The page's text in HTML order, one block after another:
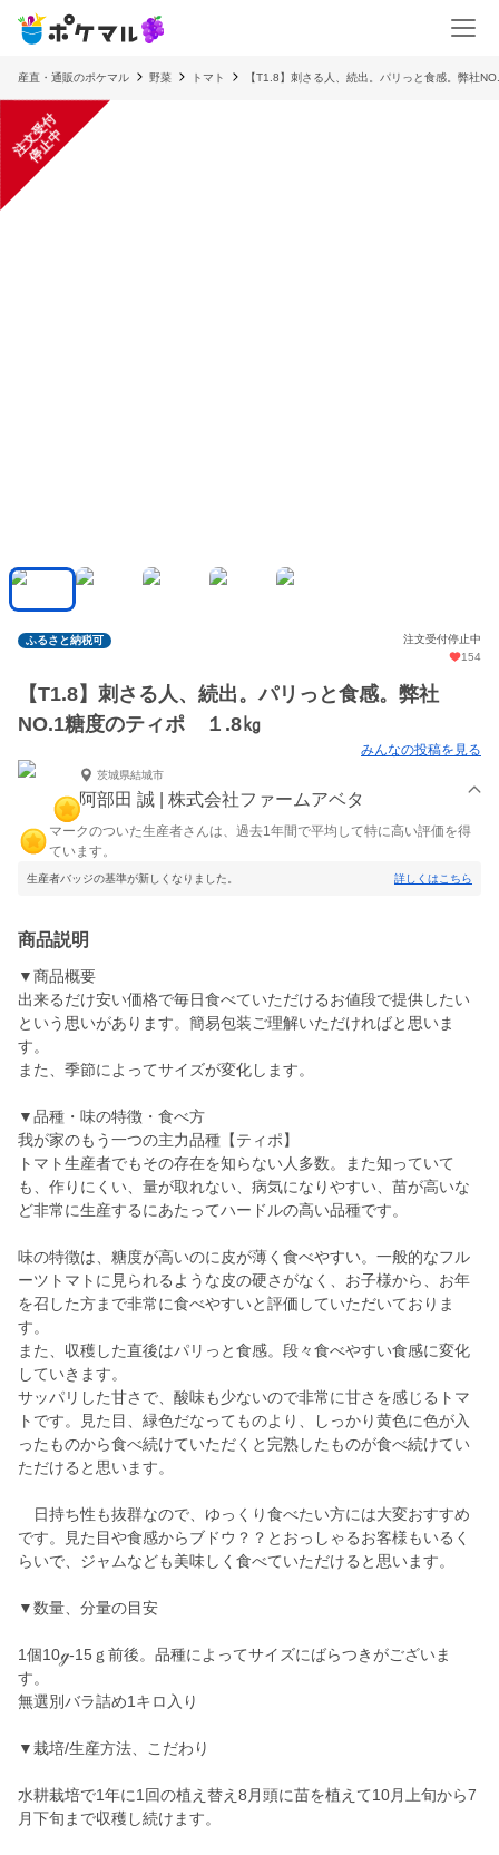
産直・通販のポケマル 野菜 トマト 【T1.8】刺さる人、続出。パリっと食感。弊社
注
文
受
付
停
止
中
ふるさと納税可
注文受付停止中
154
【T1.8】刺さる人、続出。パリっと食感。弊社
NO.1糖度のティポ １.8㎏
みんなの投稿を見る
茨城県結城市
阿部田 誠 | 株式会社ファームアベタ
マークのついた生産者さんは、過去1年間で平均して特に高い評価を得
ています。
生産者バッジの基準が新しくなりました。 詳しくはこちら
商品説明
▼商品概要
出来るだけ安い価格で毎日食べていただけるお値段で提供したい
という思いがあります。簡易包装ご理解いただければと思いま
す。
また、季節によってサイズが変化します。
▼品種・味の特徴・食べ方
我が家のもう一つの主力品種【ティポ】
トマト生産者でもその存在を知らない人多数。また知っていて
も、作りにくい、量が取れない、病気になりやすい、苗が高いな
ど非常に生産するにあたってハードルの高い品種です。
味の特徴は、糖度が高いのに皮が薄く食べやすい。一般的なフル
ーツトマトに見られるような皮の硬さがなく、お子様から、お年
を召した方まで非常に食べやすいと評価していただいておりま
す。
また、収穫した直後はパリっと食感。段々食べやすい食感に変化
していきます。
サッパリした甘さで、酸味も少ないので非常に甘さを感じるトマ
トです。見た目、緑色だなってものより、しっかり黄色に色が入
ったものから食べ続けていただくと完熟したものが食べ続けてい
ただけると思います。
日持ち性も抜群なので、ゆっくり食べたい方には大変おすすめ
です。見た目や食感からブドウ？？とおっしゃるお客様もいるく
らいで、ジャムなども美味しく食べていただけると思います。
▼数量、分量の目安
1個10ℊ-15ｇ前後。品種によってサイズにばらつきがございま
す。
無選別バラ詰め1キロ入り
▼栽培/生産方法、こだわり
水耕栽培で1年に1回の植え替え8月頭に苗を植えて10月上旬から7
月下旬まで収穫し続けます。